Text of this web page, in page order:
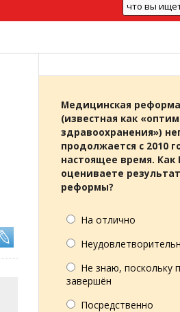
Медицинская
(известная как
здравоохранения»)
продолжается с 2010
настоящее время. Как
оцениваете
реформы?
На отлично
Не знаю, поскольку
завершён
Посредственно